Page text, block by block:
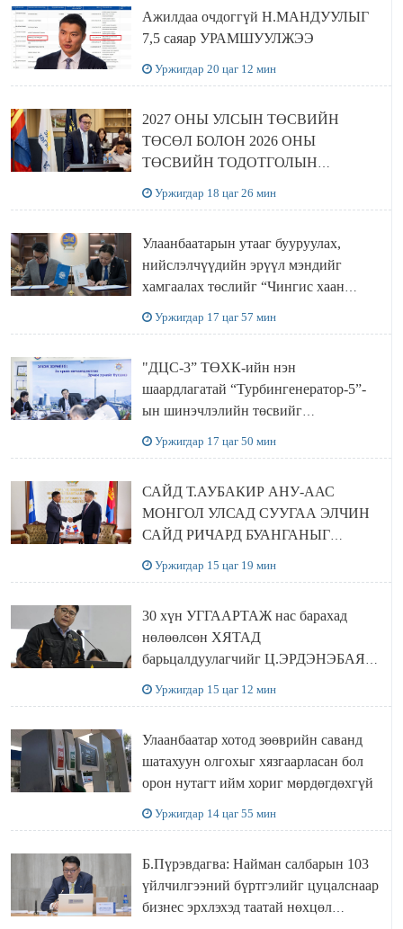
Ажилдаа очдоггүй Н.МАНДУУЛЫГ
7,5 саяар УРАМШУУЛЖЭЭ
Уржигдар 20 цаг 12 мин
2027 ОНЫ УЛСЫН ТӨСВИЙН
ТӨСӨЛ БОЛОН 2026 ОНЫ
ТӨСВИЙН ТОДОТГОЛЫН
Уржигдар 18 цаг 26 мин
Улаанбаатарын утааг бууруулах,
нийслэлчүүдийн эрүүл мэндийг
хамгаалах төслийг “Чингис хаан
Уржигдар 17 цаг 57 мин
"ДЦС-3” ТӨХК-ийн нэн
шаардлагатай “Турбингенератор-5”-
ын шинэчлэлийн төсвийг
Уржигдар 17 цаг 50 мин
САЙД Т.АУБАКИР АНУ-ААС
МОНГОЛ УЛСАД СУУГАА ЭЛЧИН
САЙД РИЧАРД БУАНГАНЫГ
Уржигдар 15 цаг 19 мин
30 хүн УГГААРТАЖ нас барахад
нөлөөлсөн ХЯТАД
барьцалдуулагчийг Ц.ЭРДЭНЭБАЯР
Уржигдар 15 цаг 12 мин
Улаанбаатар хотод зөөврийн саванд
шатахуун олгохыг хязгаарласан бол
орон нутагт ийм хориг мөрдөгдөхгүй
Уржигдар 14 цаг 55 мин
Б.Пүрэвдагва: Найман салбарын 103
үйлчилгээний бүртгэлийг цуцалснаар
бизнес эрхлэхэд таатай нөхцөл